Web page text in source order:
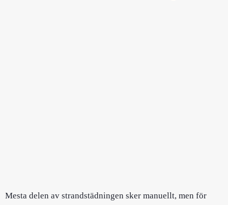
Mesta delen av strandstädningen sker manuellt, men för